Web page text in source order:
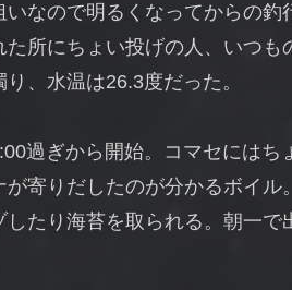
なので明るくなってからの釣
所にちょい投げの人、いつも
、水温は26.3度だった。
過ぎから開始。コマセにはち
寄りだしたのが分かるボイル
したり海苔を取られる。朝一